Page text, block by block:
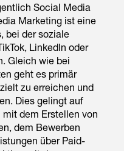
Social Media
Marketing ist eine
bei der soziale
LinkedIn oder
Gleich wie bei
geht es primär
zu erreichen und
Dies gelingt auf
dem Erstellen von
dem Bewerben
über Paid-